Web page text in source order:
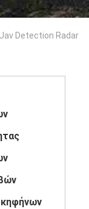
Uav Detection Radar